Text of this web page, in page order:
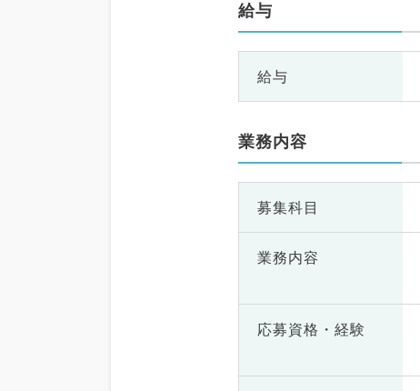
給与
給与
業務内容
募集科目
業務内容
応募資格・ 経験